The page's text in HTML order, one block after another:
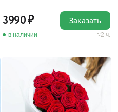
3990
в наличии 2 ч.
Заказать